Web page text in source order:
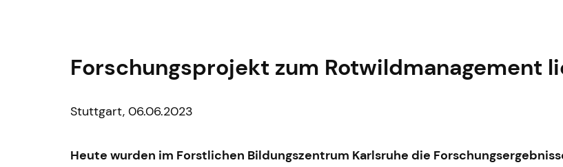
Forschungsprojekt zum Rotwildmanagement
Stuttgart, 06.06.2023
Heute wurden im Forstlichen Bildungszentrum Karlsruhe die